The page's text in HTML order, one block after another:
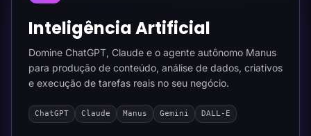
Inteligência Artificial
Domine ChatGPT, Claude e o agente autônomo Manus
para produção de conteúdo, análise de dados, criativos
e execução de tarefas reais no seu negócio.
ChatGPT Claude Manus Gemini DALL-E